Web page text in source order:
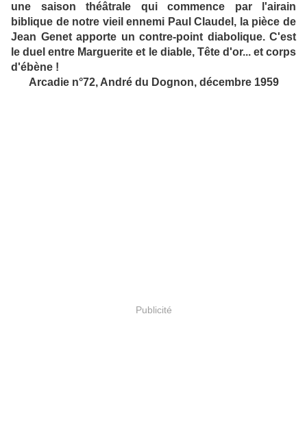
une saison théâtrale qui commence par l'airain
biblique de notre vieil ennemi Paul Claudel, la pièce de
Jean Genet apporte un contre-point diabolique. C'est
le duel entre Marguerite et le diable, Tête d'or... et corps
d'ébène !
Arcadie n°72, André du Dognon, décembre 1959
Publicité